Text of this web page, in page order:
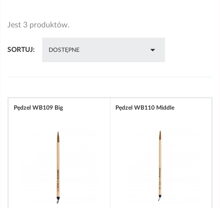
Jest 3 produktów.
SORTUJ: DOSTĘPNE 
Pędzel WB109 Big Pędzel WB110 Middle